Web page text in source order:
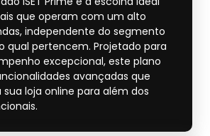
que operam com um alto
independente do segmento
qual pertencem. Projetado para
excepcional, este plano
avançadas que
loja online para além dos